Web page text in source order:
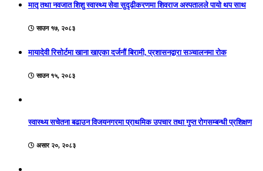
मातृ तथा नवजात शिशु स्वास्थ्य सेवा सुदृढीकरणमा शिवराज अस्पतालले पायो थप साथ
साउन १७, २०८३
मायादेवी रिसोर्टमा खाना खाएका दर्जनौं बिरामी, प्रशासनद्वारा सञ्चालनमा रोक
साउन १५, २०८३
स्वास्थ्य सचेतना बढाउन विजयनगरमा प्राथमिक उपचार तथा गुप्त रोगसम्बन्धी प्रशिक्षण
असार २०, २०८३